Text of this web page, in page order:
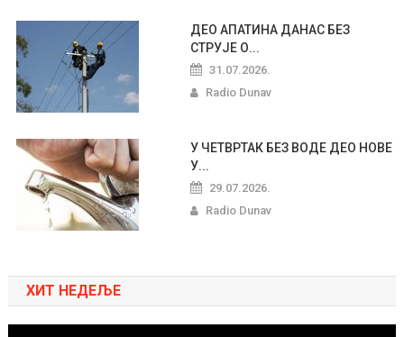
ДЕО АПАТИНА ДАНАС БЕЗ
СТРУЈЕ О...
31.07.2026.
Radio Dunav
У ЧЕТВРТАК БЕЗ ВОДЕ ДЕО НОВЕ
У...
29.07.2026.
Radio Dunav
ХИТ НЕДЕЉЕ